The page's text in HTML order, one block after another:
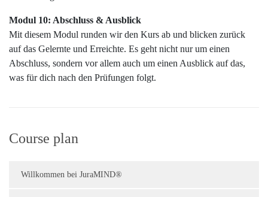
Modul 10: Abschluss & Ausblick
Mit diesem Modul runden wir den Kurs ab und blicken zurück
auf das Gelernte und Erreichte. Es geht nicht nur um einen
Abschluss, sondern vor allem auch um einen Ausblick auf das,
was für dich nach den Prüfungen folgt.
Course plan
Willkommen bei JuraMIND®